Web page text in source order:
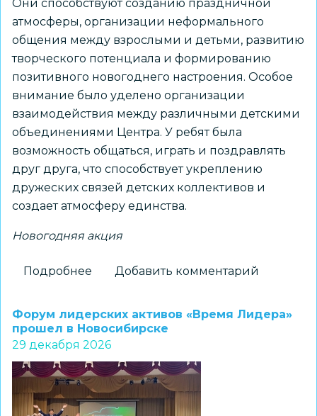
Они способствуют созданию праздничной
атмосферы, организации неформального
общения между взрослыми и детьми, развитию
творческого потенциала и формированию
позитивного новогоднего настроения. Особое
внимание было уделено организации
взаимодействия между различными детскими
объединениями Центра. У ребят была
возможность общаться, играть и поздравлять
друг друга, что способствует укреплению
дружеских связей детских коллективов и
создает атмосферу единства.
Новогодняя акция
Подробнее
в
Центре
творчества
«Заельцовский»
Добавить комментарий
Форум лидерских активов «Время Лидера»
прошел в Новосибирске
29 декабря 2026